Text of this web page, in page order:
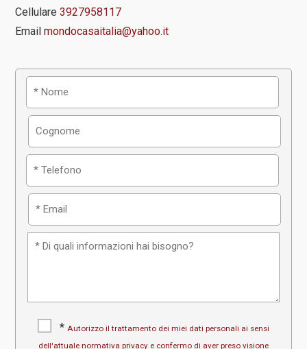
Cellulare 3927958117
Email mondocasaitalia@yahoo.it
* Autorizzo il trattamento dei miei dati personali ai sensi
dell'attuale normativa privacy e confermo di aver preso visione